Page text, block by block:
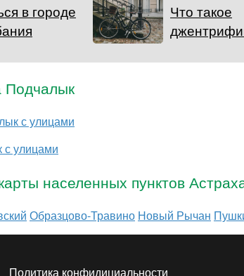
в городе
Что такое
Подчалык
с улицами
с улицами
населенных пунктов
Образцово-Травино Новый Рычан
Политика конфидициальности